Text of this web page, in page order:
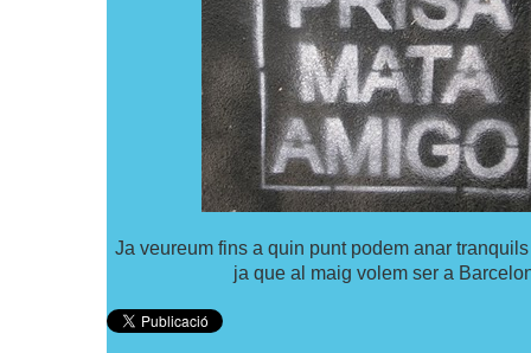
Ja veureum fins a quin punt podem anar
ja que al maig volem ser a